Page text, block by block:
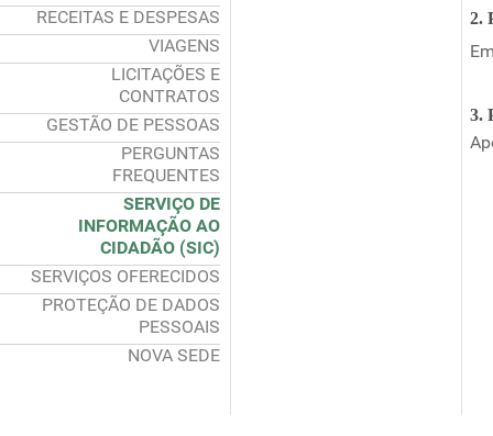
RECEITAS E DESPESAS
VIAGENS
LICITAÇÕES E
CONTRATOS
GESTÃO DE PESSOAS
PERGUNTAS
FREQUENTES
SERVIÇO DE
INFORMAÇÃO AO
CIDADÃO (SIC)
SERVIÇOS OFERECIDOS
PROTEÇÃO DE DADOS
PESSOAIS
NOVA SEDE
2.
3.